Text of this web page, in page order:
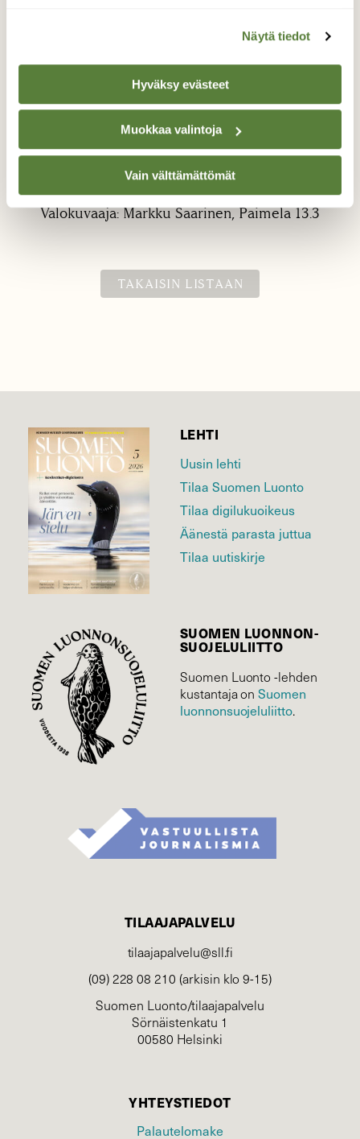
Näytä tiedot
Hyväksy evästeet
Muokkaa valintoja
Vain välttämättömät
kottarainen
kottarainen (Sturnus vulgaris)
Valokuvaaja: Markku Saarinen, Paimela 13.3
TAKAISIN LISTAAN
LEHTI
Uusin lehti
Tilaa Suomen Luonto
Tilaa digilukuoikeus
Äänestä parasta juttua
Tilaa uutiskirje
SUOMEN LUONNON­
SUOJELU­LIITTO
Suomen Luonto -lehden
kustantaja onSuomen
luonnonsuojelu­liitto.
TILAAJAPALVELU
tilaajapalvelu@sll.fi
(09) 228 08 210 (arkisin klo 9-15)
Suomen Luonto/tilaajapalvelu
Sörnäistenkatu 1
00580 Helsinki
YHTEYSTIEDOT
Palautelomake